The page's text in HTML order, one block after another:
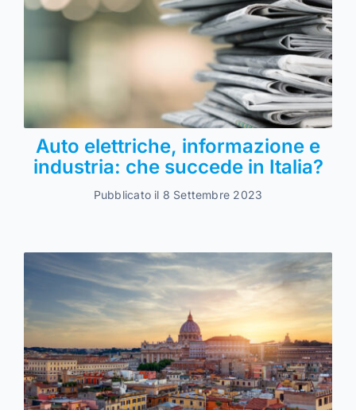
Auto elettriche, informazione e
industria: che succede in Italia?
Pubblicato il 8 Settembre 2023